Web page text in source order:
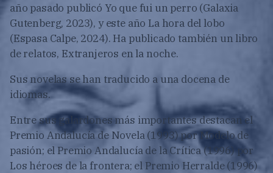
año pasado publicó Yo que fui un perro (Galaxia
Gutenberg, 2023), y este año La hora del lobo
(Espasa Calpe, 2024). Ha publicado también un libro
de relatos, Extranjeros en la noche.
Sus novelas se han traducido a una docena de
idiomas.
Entre sus galardones más importantes destacan el
Premio Andalucía de Novela (1993) por Modelo de
pasión; el Premio Andalucía de la Crítica (1996) por
Los héroes de la frontera; el Premio Herralde (1996)